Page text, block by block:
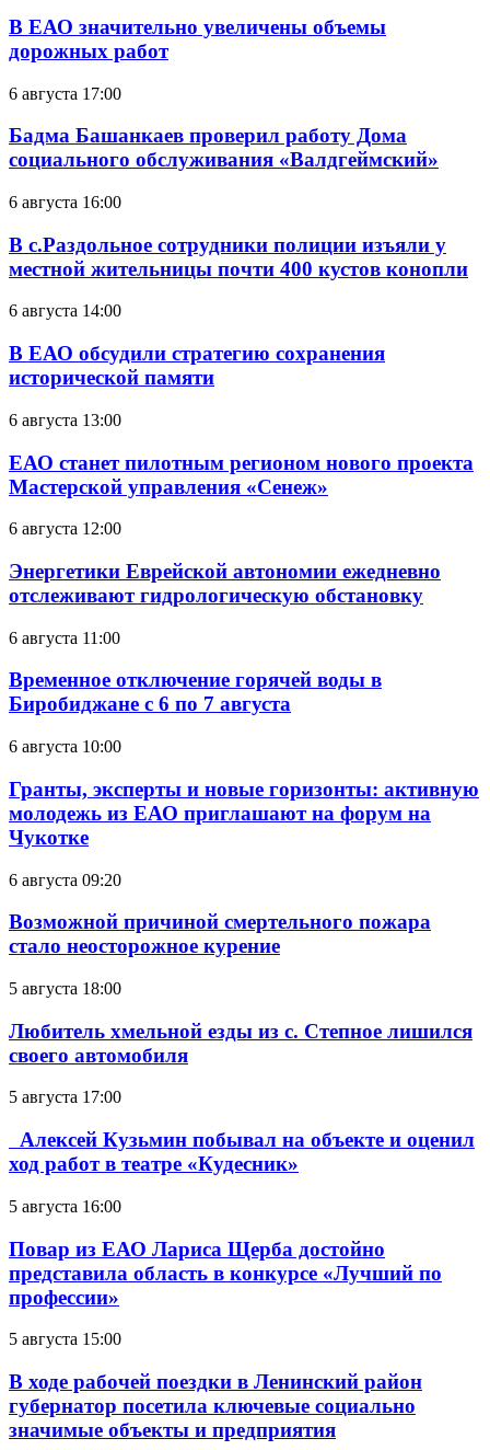
В ЕАО значительно увеличены объемы
дорожных работ
6 августа 17:00
Бадма Башанкаев проверил работу Дома
социального обслуживания «Валдгеймский»
6 августа 16:00
В с.Раздольное сотрудники полиции изъяли у
местной жительницы почти 400 кустов конопли
6 августа 14:00
В ЕАО обсудили стратегию сохранения
исторической памяти
6 августа 13:00
ЕАО станет пилотным регионом нового проекта
Мастерской управления «Сенеж»
6 августа 12:00
Энергетики Еврейской автономии ежедневно
отслеживают гидрологическую обстановку
6 августа 11:00
Временное отключение горячей воды в
Биробиджане с 6 по 7 августа
6 августа 10:00
Гранты, эксперты и новые горизонты: активную
молодежь из ЕАО приглашают на форум на
Чукотке
6 августа 09:20
Возможной причиной смертельного пожара
стало неосторожное курение
5 августа 18:00
Любитель хмельной езды из с. Степное лишился
своего автомобиля
5 августа 17:00
Алексей Кузьмин побывал на объекте и оценил
ход работ в театре «Кудесник»
5 августа 16:00
Повар из ЕАО Лариса Щерба достойно
представила область в конкурсе «Лучший по
профессии»
5 августа 15:00
В ходе рабочей поездки в Ленинский район
губернатор посетила ключевые социально
значимые объекты и предприятия